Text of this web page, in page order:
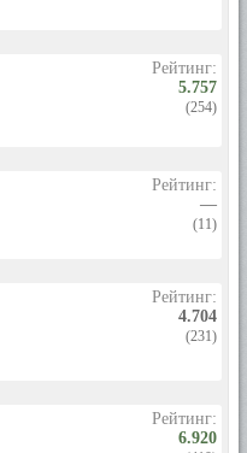
Рейтинг:
5.757
(254)
Рейтинг:
—
(11)
Рейтинг:
4.704
(231)
Рейтинг:
6.920